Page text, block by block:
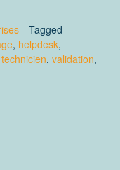
Tagged
, helpdesk,
technicien, validation,